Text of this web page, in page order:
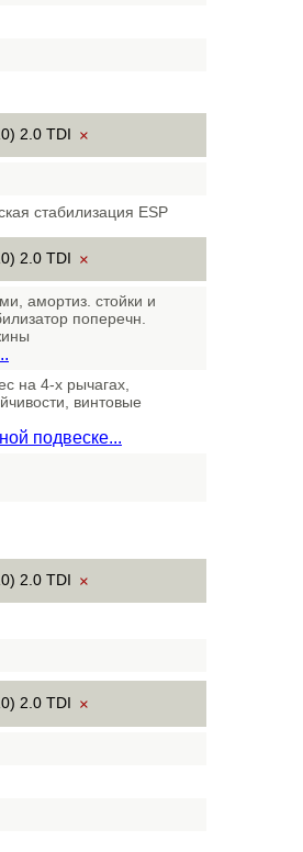
2.0 TDI ×
стабилизация ESP
2.0 TDI ×
амортиз. стойки и
поперечн.
на 4-х рычагах,
винтовые
подвеске...
2.0 TDI ×
2.0 TDI ×